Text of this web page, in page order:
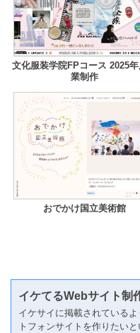
文化服装学院FPコース 2025
業制作
おでかけ国立美術館
イケてるWebサイト制
イケサイに掲載されている
トフォンサイトを作りたい